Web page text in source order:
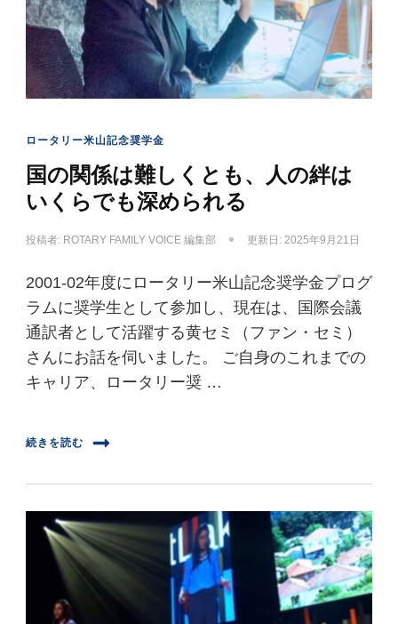
ロータリー米山記念奨学金
国の関係は難しくとも、人の絆は
いくらでも深められる
投稿者: ROTARY FAMILY VOICE 編集部 更新日: 2025年9月21日
2001-02年度にロータリー米山記念奨学金プログ
ラムに奨学生として参加し、現在は、国際会議
通訳者として活躍する黄セミ（ファン・セミ）
さんにお話を伺いました。 ご自身のこれまでの
キャリア、ロータリー奨 …
続きを読む